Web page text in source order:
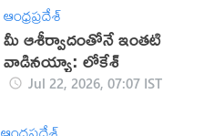
ఆంధ్రప్రదేశ్
మీ ఆశీర్వాదంతోనే ఇంతటి
వాడినయ్యా: లోకేశ్
Jul 22, 2026, 07:07 IST